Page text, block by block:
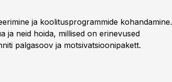
ja koolitusprogrammide kohandamine.
ja neid hoida, millised on erinevused
palgasoov ja motsivatsioonipakett.